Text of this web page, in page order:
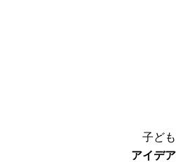
子ども
アイデ